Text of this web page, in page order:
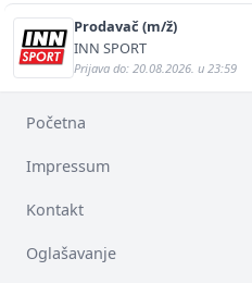
Prodavač (m/ž)
INN SPORT
Prijava do: 20.08.2026. u 23:59
Početna
Impressum
Kontakt
Oglašavanje